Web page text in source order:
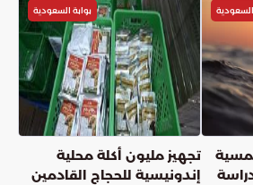
السعودية بوابة السعودية
تجهيز مليون أكلة محلية
إندونيسية للحجاج القادمين